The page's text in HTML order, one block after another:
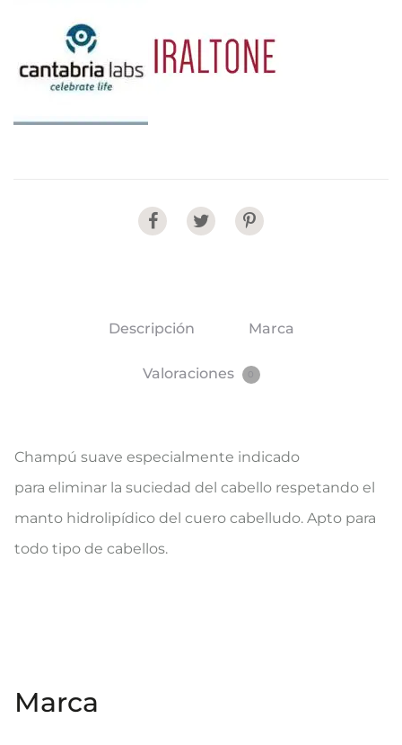
Share
Descripción Marca
Valoraciones
Champú suave especialmente indicado
para eliminar la suciedad del cabello respetando el
manto hidrolipídico del cuero cabelludo. Apto para
todo tipo de cabellos.
Marca